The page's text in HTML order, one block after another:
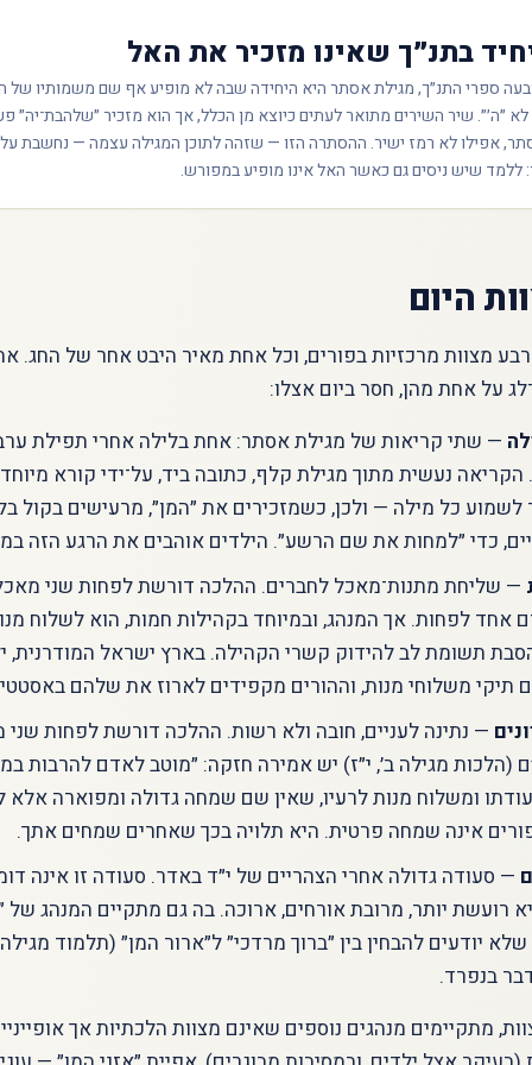
בתנ״ך שאינו מזכיר את האל
ספרי התנ״ך, מגילת אסתר היא היחידה שבה לא מופיע אף שם משמותיו של
״ה׳״. שיר השירים מתואר לעתים כיוצא מן הכלל, אך הוא מזכיר
אפילו לא רמז ישיר. ההסתרה הזו — שזהה לתוכן המגילה עצמה — נחשבת
ללמד שיש ניסים גם כאשר האל אינו מופיע במפורש.
היום
מצוות מרכזיות בפורים, וכל אחת מאיר היבט אחר של החג.
על אחת מהן, חסר ביום אצלו:
— שתי קריאות של מגילת אסתר: אחת בלילה אחרי תפילת
נעשית מתוך מגילת קלף, כתובה ביד, על־ידי קורא
כל מילה — ולכן, כשמזכירים את ״המן״, מרעישים בקול
כדי ״למחות את שם הרשע״. הילדים אוהבים את הרגע הזה
— שליחת מתנות־מאכל לחברים. ההלכה דורשת לפחות שני
אחד לפחות. אך המנהג, ובמיוחד בקהילות חמות, הוא לשלוח
תשומת לב להידוק קשרי הקהילה. בארץ ישראל המודרנית,
תיקי משלוחי מנות, וההורים מקפידים לארוז את שלהם
— נתינה לעניים, חובה ולא רשות. ההלכה דורשת לפחות שני
(הלכות מגילה ב׳, י״ז) יש אמירה חזקה: ״מוטב לאדם להרבות
ומשלוח מנות לרעיו, שאין שם שמחה גדולה ומפוארה אלא
אינה שמחה פרטית. היא תלויה בכך שאחרים שמחים אתך.
— סעודה גדולה אחרי הצהריים של י״ד באדר. סעודה זו אינה
רועשת יותר, מרובת אורחים, ארוכה. בה גם מתקיים המנהג
יודעים להבחין בין ״ברוך מרדכי״ ל״ארור המן״ (תלמוד
בנפרד.
מתקיימים מנהגים נוספים שאינם מצוות הלכתיות אך